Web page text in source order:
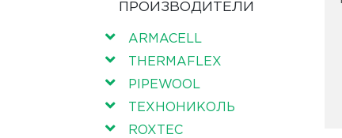
ПРОИЗВОДИТЕЛИ
ARMACELL
THERMAFLEX
PIPEWOOL
ТЕХНОНИКОЛЬ
ROXTEC